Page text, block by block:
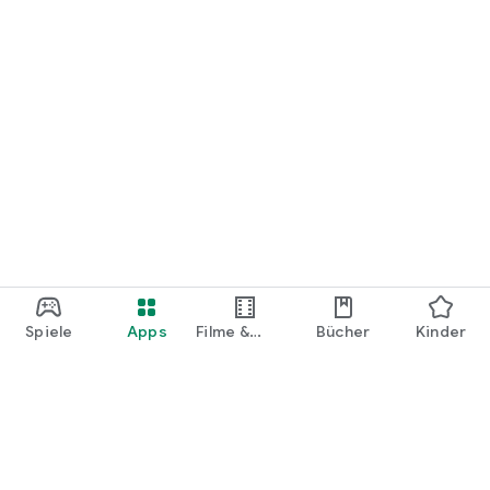
Spiele Apps
Filme &
Bücher Kinder